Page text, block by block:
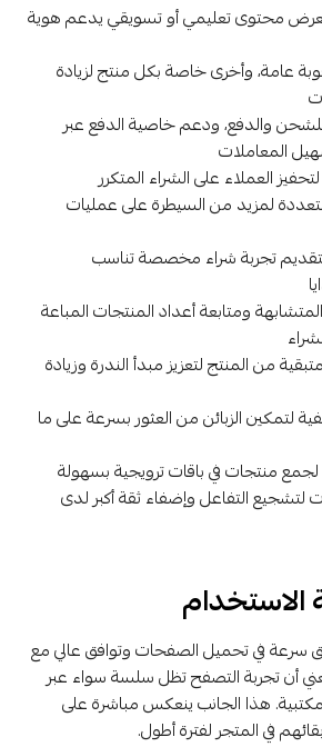
محتوى تعليمي أو تسويقي يدعم هوية
عامة، وأخرى خاصة بكل منتج لزيادة
والدفع، ودعم خاصية الدفع عبر
العملاء على الشراء المتكرر
لمزيد من السيطرة على عمليات
تجربة شراء مخصصة تناسب
ومتابعة أعداد المنتجات المباعة
من المنتج لتعزيز مبدأ الندرة وزيادة
لتمكين الزبائن من العثور بسرعة على ما
لجمع منتجات في باقات ترويجية بسهولة
لتشجيع التفاعل وإضفاء ثقة أكبر لدى
الاستخدام
سرعة في تحميل الصفحات وتوافق عالي مع
أن تجربة التصفح تظل سلسة سواء عبر
هذا الجانب ينعكس مباشرة على
في المتجر لفترة أطول.